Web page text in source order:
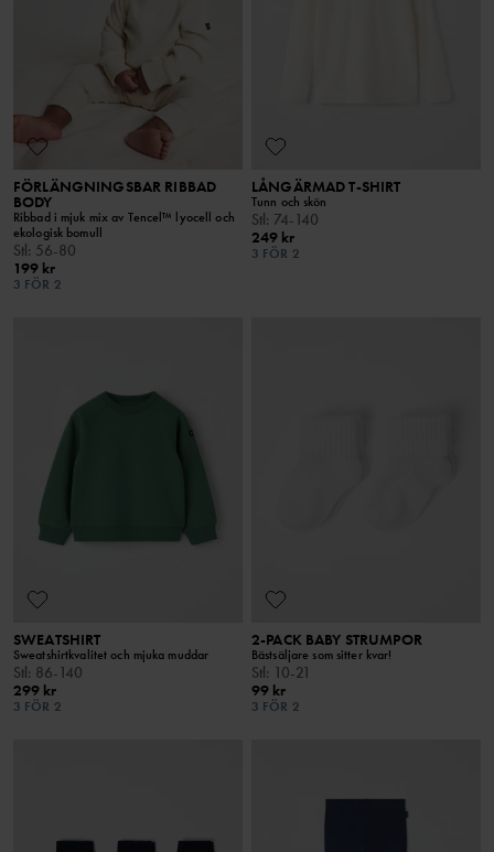
FÖRLÄNGNINGSBAR RIBBAD
BODY
Ribbad i mjuk mix av Tencel™ lyocell och
ekologisk bomull
Stl: 56-80
199 kr
3 FÖR 2
LÅNGÄRMAD T-SHIRT
Tunn och skön
Stl: 74-140
249 kr
3 FÖR 2
SWEATSHIRT
Sweatshirtkvalitet och mjuka muddar
Stl: 86-140
299 kr
3 FÖR 2
2-PACK BABY STRUMPOR
Bästsäljare som sitter kvar!
Stl: 10-21
99 kr
3 FÖR 2